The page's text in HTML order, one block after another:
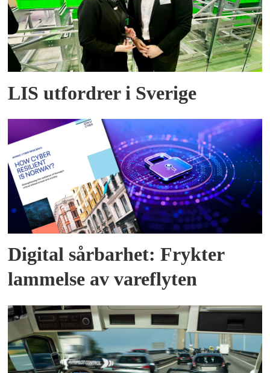
LIS utfordrer i Sverige
Digital sårbarhet: Frykter
lammelse av vareflyten